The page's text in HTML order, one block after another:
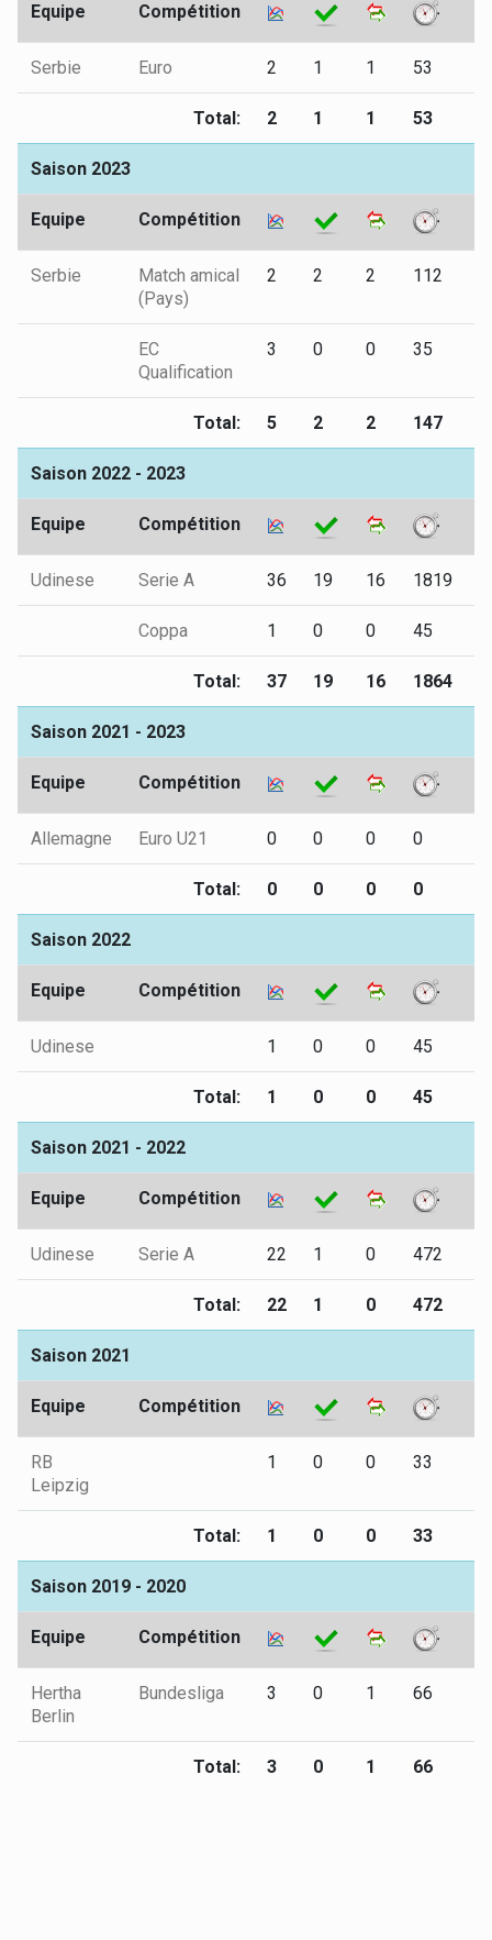
Equipe Compétition
Serbie Euro 2 1 1 53
Total: 2 1 1 53
Saison 2023
Equipe Compétition
Serbie
Match amical
(Pays)
2 2 2 112
EC
Qualification
3 0 0 35
Total: 5 2 2 147
Saison 2022 - 2023
Equipe Compétition
Udinese Serie A 36 19 16 1819
Coppa 1 0 0 45
Total: 37 19 16 1864
Saison 2021 - 2023
Equipe Compétition
Allemagne Euro U21 0 0 0 0
Total: 0 0 0 0
Saison 2022
Equipe Compétition
Udinese 1 0 0 45
Total: 1 0 0 45
Saison 2021 - 2022
Equipe Compétition
Udinese Serie A 22 1 0 472
Total: 22 1 0 472
Saison 2021
Equipe Compétition
RB
Leipzig
1 0 0 33
Total: 1 0 0 33
Saison 2019 - 2020
Equipe Compétition
Hertha
Berlin
Bundesliga 3 0 1 66
Total: 3 0 1 66